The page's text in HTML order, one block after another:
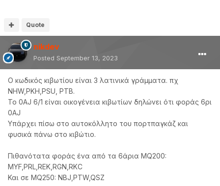
Quote
nikdev
Posted September 13, 2023
Ο κωδικός κιβωτίου είναι 3 λατινικά γράμματα. πχ
NHW,PKH,PSU, PTB.
Το 0AJ 6/1 είναι οικογένεια κιβωτίων δηλώνει ότι φοράς 6ρι
0AJ
Υπάρχει πίσω στο αυτοκόλλητο του πορτπαγκάζ και
φυσικά πάνω στο κιβώτιο.
Πιθανότατα φοράς ένα από τα 6άρια MQ200:
MYF,PRL,REK,RGN,RKC
Και σε MQ250: NBJ,PTW,QSZ